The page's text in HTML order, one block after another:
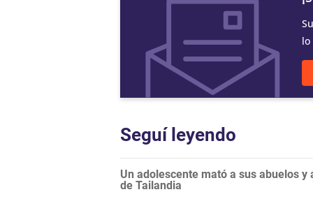
Seguí leyendo
Un adolescente mató a sus abuelos
de Tailandia